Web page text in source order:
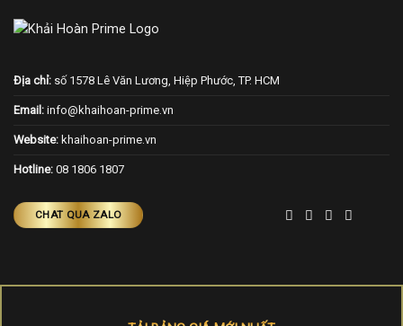
Địa chỉ: số 1578 Lê Văn Lương, Hiệp Phước, TP. HCM
Email: info@khaihoan-prime.vn
Website: khaihoan-prime.vn
Hotline: 08 1806 1807
CHAT QUA ZALO